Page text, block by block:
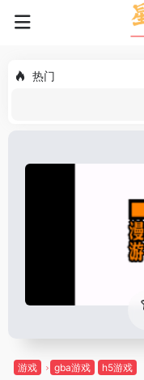
热门
游戏 gba游戏 h5游戏